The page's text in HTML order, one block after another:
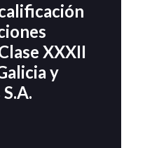
XXXII
y